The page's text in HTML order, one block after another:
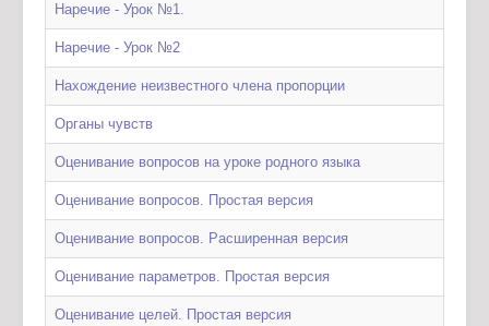
Наречие - Урок №1.
Наречие - Урок №2
Нахождение неизвестного члена пропорции
Органы чувств
Оценивание вопросов на уроке родного языка
Оценивание вопросов. Простая версия
Оценивание вопросов. Расширенная версия
Оценивание параметров. Простая версия
Оценивание целей. Простая версия